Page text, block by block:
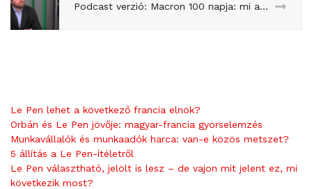
Podcast verzió: Macron 100 napja: mi a cél, mit érhet el? Yann Caspar a Franciapolitikában
Le Pen lehet a következő francia elnök?
Orbán és Le Pen jövője: magyar-francia gyorselemzés
Munkavállalók és munkaadók harca: van-e közös metszet?
5 állítás a Le Pen-ítéletről
Le Pen választható, jelölt is lesz – de vajon mit jelent ez, mi
következik most?